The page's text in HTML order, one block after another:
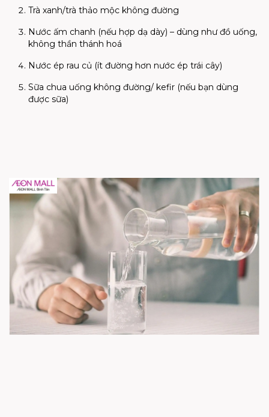
Trà xanh/trà thảo mộc không đường
Nước ấm chanh (nếu hợp dạ dày) – dùng như đồ uống,
không thần thánh hoá
Nước ép rau củ (ít đường hơn nước ép trái cây)
Sữa chua uống không đường/ kefir (nếu bạn dùng
được sữa)